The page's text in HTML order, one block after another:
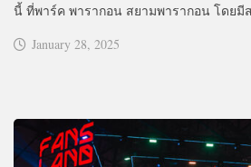
นี้ ที่พาร์ค พารากอน สยามพารากอน โดยมี
January 28, 2025